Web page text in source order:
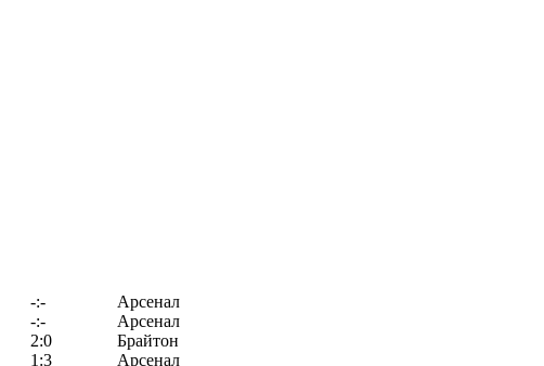
-:-
Арсенал
-:-
Арсенал
2:0
Брайтон
1:3
Арсенал